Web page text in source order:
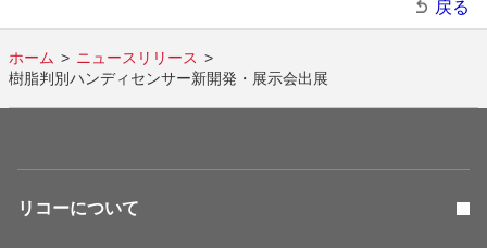
戻る
ホーム
ニュースリリース
樹脂判別ハンディセンサー新開発・展示会出展
リコーについて